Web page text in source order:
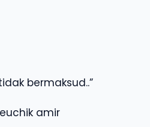
bermaksud..”
amir